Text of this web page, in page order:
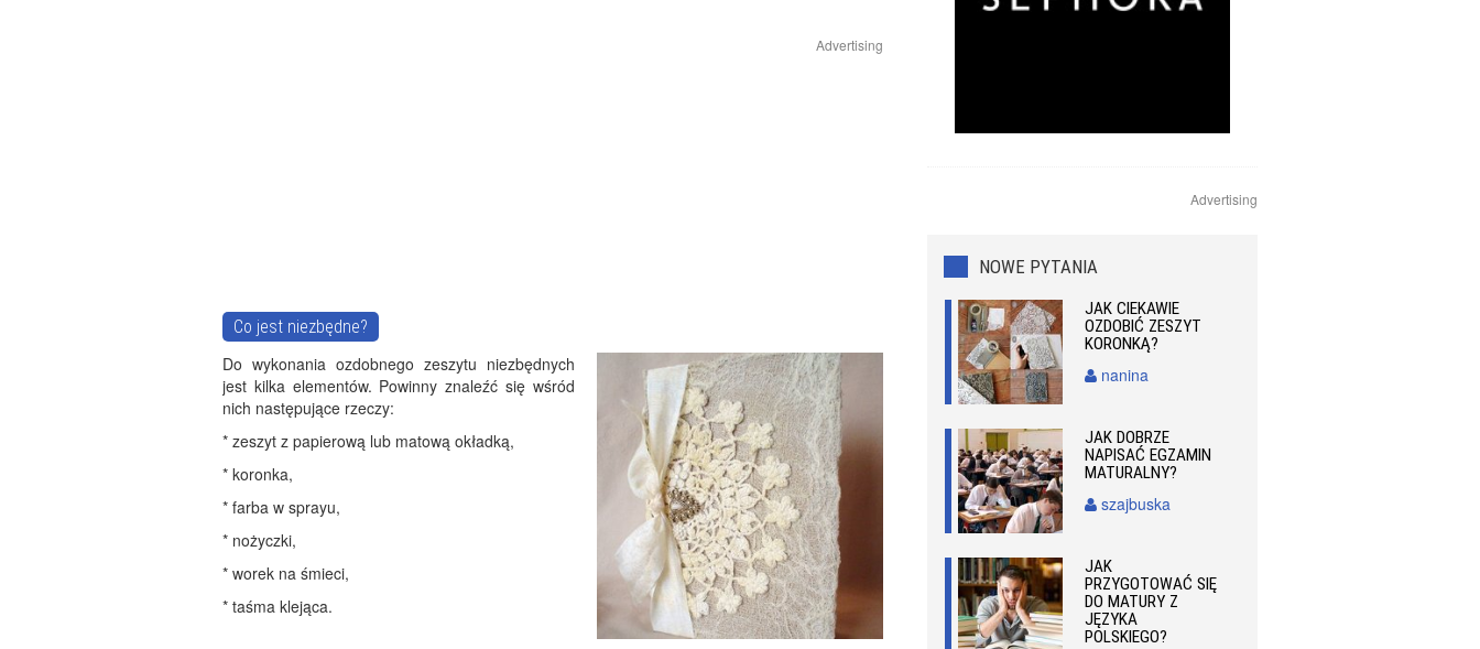
Advertising
Co jest niezbędne?
Do wykonania ozdobnego zeszytu niezbędnych
jest kilka elementów. Powinny znaleźć się wśród
nich następujące rzeczy:
* zeszyt z papierową lub matową okładką,
* koronka,
* farba w sprayu,
* nożyczki,
* worek na śmieci,
* taśma klejąca.
Advertising
NOWE PYTANIA
JAK CIEKAWIE
OZDOBIĆ ZESZYT
KORONKĄ?
nanina
JAK DOBRZE
NAPISAĆ EGZAMIN
MATURALNY?
szajbuska
JAK
PRZYGOTOWAĆ SIĘ
DO MATURY Z
JĘZYKA
POLSKIEGO?